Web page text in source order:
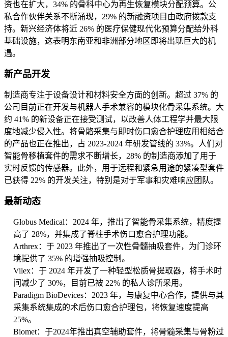
资也在扩大，34% 的骨科中心为再生恢复模块分配预算。公
私合作伙伴关系不断涌现，29% 的新融资项目由政府拨款支
持。新兴经济体将近 26% 的医疗保健现代化预算分配给外科
基础设施，这表明东南亚和非洲部分地区即将出现巨大的机
遇。
新产品开发
制造商专注于设备设计和材料安全方面的创新。超过 37% 的
公司目前正在开发与机器人手术兼容的模块化骨采集系统。大
约 41% 的新设备正在接受测试，以改善人体工程学并最大限
度地减少侵入性。将骨骼采集与即时伤口愈合护理应用相结合
的产品也正在推出，占 2023-2024 年研发管线的 33%。人们对
智能骨移植套件的需求不断增长，28% 的制造商添加了用于
实时反馈的传感器。此外，用于远程和紧急用途的紧凑型套件
已获得 22% 的开发关注，特别是对于军事和灾难响应团队。
最新动态
Globus Medical：2024 年，推出了智能骨采集系统，精度提
高了 28%，并集成了脊柱手术伤口愈合护理功能。
Arthrex：于 2023 年推出了一次性骨髓抽吸套件，为门诊环
境提供了 35% 的增强抽吸控制。
Vilex：于 2024 年开发了一种轻型松质骨提取器，将手术时
间减少了 30%，目前已被 22% 的私人诊所采用。
Paradigm BioDevices：2023 年，与康复中心合作，提供与其
采集系统集成的术后伤口愈合护理包，将恢复速度提高
25%。
Biomet：于2024年推出真空辅助套件，将骨髓采集与骨粉过